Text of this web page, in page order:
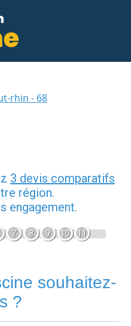
rhin - 68
3 devis comparatifs
région.
engagement.
7 8 9 10 11
souhaitez-
?